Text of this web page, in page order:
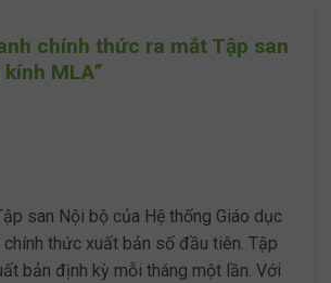
chính thức ra mắt Tập san
kính MLA”
san Nội bộ của Hệ thống Giáo dục
chính thức xuất bản số đầu tiên. Tập
bản định kỳ mỗi tháng một lần. Với